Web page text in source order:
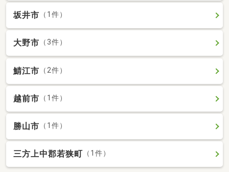
坂井市 （1件）
大野市 （3件）
鯖江市 （2件）
越前市 （1件）
勝山市 （1件）
三方上中郡若狭町 （1件）